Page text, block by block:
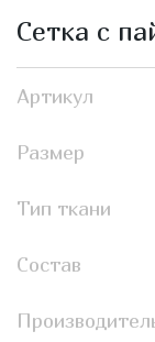
Сетка с
Артикул
Размер
Тип ткани
Состав